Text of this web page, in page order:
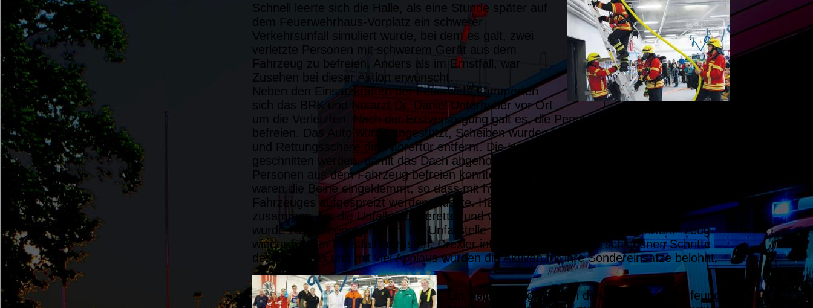
Schnell leerte sich die Halle, als eine Stunde später auf
dem Feuerwehrhaus-Vorplatz ein schwerer
Verkehrsunfall simuliert wurde, bei dem es galt, zwei
verletzte Personen mit schwerem Gerät aus dem
Fahrzeug zu befreien. Anders als im Ernstfall, war
Zusehen bei dieser Aktion erwünscht.
Neben den Einsatzkräften der Feuerwehr kümmerten
sich das BRK und Notarzt Dr. Daniel Unterhuber vor Ort
um die Verletzten. Nach der Erstversorgung galt es, die Personen aus dem Auto zu
befreien. Das Auto wurde abgestützt, Scheiben wurden herausgetrennt und mit Spreizer
und Rettungsschere die Fahrertür entfernt. Die Holme für das Autodach mussten durch-
geschnitten werden, damit das Dach abgehoben werden und die Helfer die verletzten
Personen aus dem Fahrzeug befreien konnten. Beim Fahrer (Gerhard Spannbauer)
waren die Beine eingeklemmt, so dass mit hydraulischem Gerät die Frontpartie des
Fahrzeuges aufgespreizt werden musste. Hand in Hand arbeiteten die Einsatzkräfte
zusammen, bis die Unfallopfer gerettet und versorgt waren. Aber auch im Anschluss
wurde zusammen- geholfen, die Unfallstelle zu räumen und das Feuerwehrfahr- zeug
wieder für den Ernstfall zu rüsten. Drexler informierte über die verschiedenen Schritte
des Einsatzes und mit viel Applaus wurden die Aktiven für ihre Sondereinsätze belohnt.
Ein weiteres Highlight an diesem Tag war die feurige